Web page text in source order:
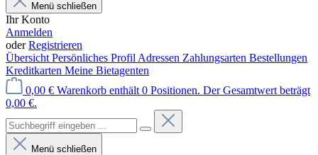
Menü schließen
Ihr Konto
Anmelden
oderRegistrieren
Übersicht Persönliches Profil Adressen Zahlungsarten Bestellungen
Kreditkarten Meine Bietagenten
0,00 € Warenkorb enthält 0 Positionen. Der Gesamtwert beträgt
0,00 €.
Menü schließen